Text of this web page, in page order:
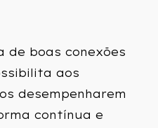
de boas conexões
aos
desempenharem
contínua e